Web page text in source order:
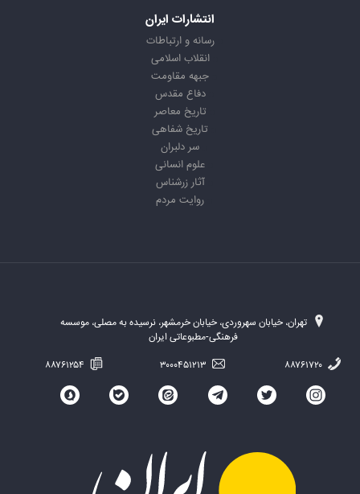
انتشارات ایران
رسانه و ارتباطات
انقلاب اسلامی
جبهه مقاومت
دفاع مقدس
تاریخ معاصر
تاریخ شفاهی
سر دلبران
علوم انسانی
آثار زرشناس
روایت مردم
تهران، خیابان سهروردی، خیابان خرمشهر، نرسیده به مصلی، موسسه
فرهنگی-مطبوعاتی ایران